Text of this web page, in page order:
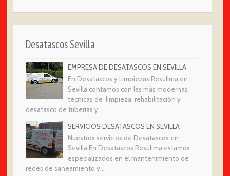
Desatascos Sevilla
EMPRESA DE DESATASCOS EN SEVILLA
En Desatascos y Limpiezas Resulima en
Sevilla contamos con las más modernas
técnicas de limpieza, rehabilitación y
desatasco de tuberías y...
SERVICIOS DESATASCOS EN SEVILLA
Nuestros servicios de Desatascos en
Sevilla En Desatascos Resulima estamos
especializados en el mantenimiento de
redes de saneamiento y...